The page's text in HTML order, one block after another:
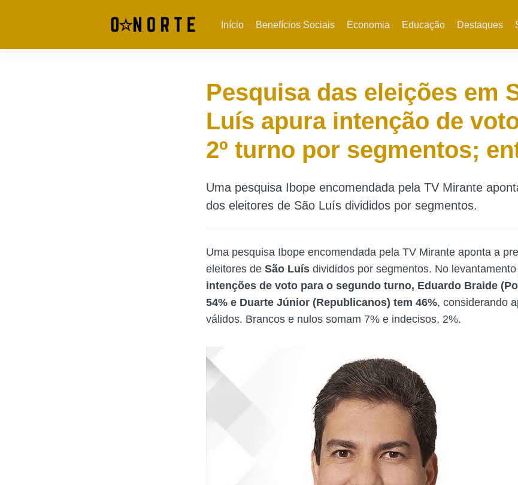
Início Benefícios Sociais Economia Educação Destaques
Pesquisa das eleições em
Luís apura intenção de
2º turno por segmentos;
Uma pesquisa Ibope encomendada pela TV Mirante
dos eleitores de São Luís divididos por segmentos.
Uma pesquisa Ibope encomendada pela TV Mirante aponta a
eleitores de São Luís divididos por segmentos. No
intenções de voto para o segundo turno, Eduardo Braide
54% e Duarte Júnior (Republicanos) tem 46%, considerando
válidos. Brancos e nulos somam 7% e indecisos, 2%.